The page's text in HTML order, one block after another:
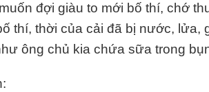
đợi giàu to mới bố thí, chớ
thí, thời của cải đã bị nước, lửa,
ông chủ kia chứa sữa trong